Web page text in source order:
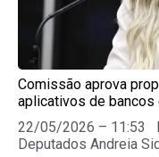
Comissão aprova
aplicativos de
22/05/2026 – 11:53
Deputados Andreia